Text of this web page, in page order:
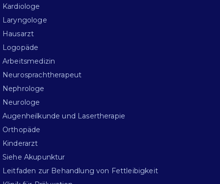
Kardiologe
Laryngologe
Hausarzt
Logopäde
Arbeitsmedizin
Neurosprachtherapeut
Nephrologe
Neurologe
Augenheilkunde und Lasertherapie
Orthopäde
Kinderarzt
Siehe Akupunktur
Leitfaden zur Behandlung von Fettleibigkeit